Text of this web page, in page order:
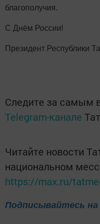
благополучия.
С Днём России!
Президент Республики
Следите за самым
Telegram-канале
Читайте новости
национальном
https://max.ru/
Подписывайтесь на